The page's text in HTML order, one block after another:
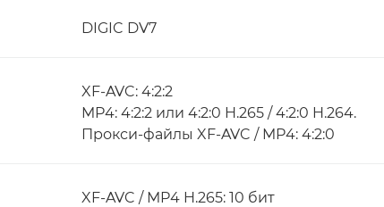
DIGIC DV7
XF-AVC: 4:2:2
MP4: 4:2:2 или 4:2:0 H.265 / 4:2:0 H.264.
Прокси-файлы XF-AVC / MP4: 4:2:0
XF-AVC / MP4 H.265: 10 бит